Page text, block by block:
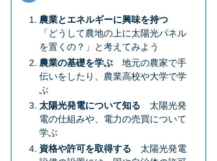
農業とエネルギーに興味を持つ
「どうして農地の上に太陽光パネル
を置くの？」と考えてみよう
農業の基礎を学ぶ 地元の農家で手
伝いをしたり、農業高校や大学で学
ぶ
太陽光発電について知る 太陽光発
電の仕組みや、電力の売買について
学ぶ
資格や許可を取得する 太陽光発電